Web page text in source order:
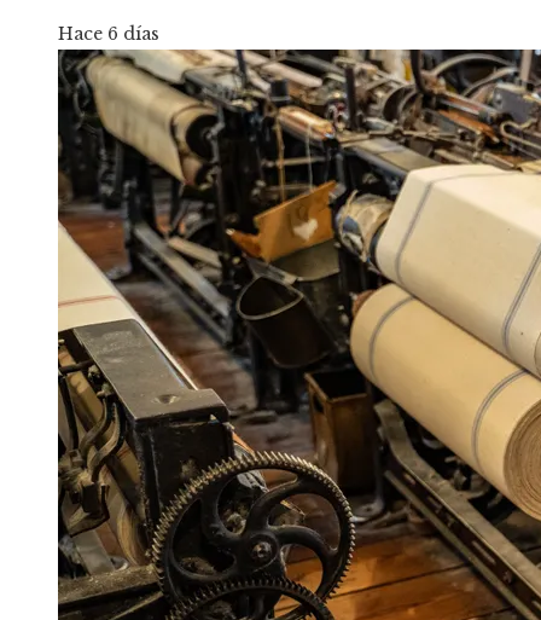
Hace 6 días